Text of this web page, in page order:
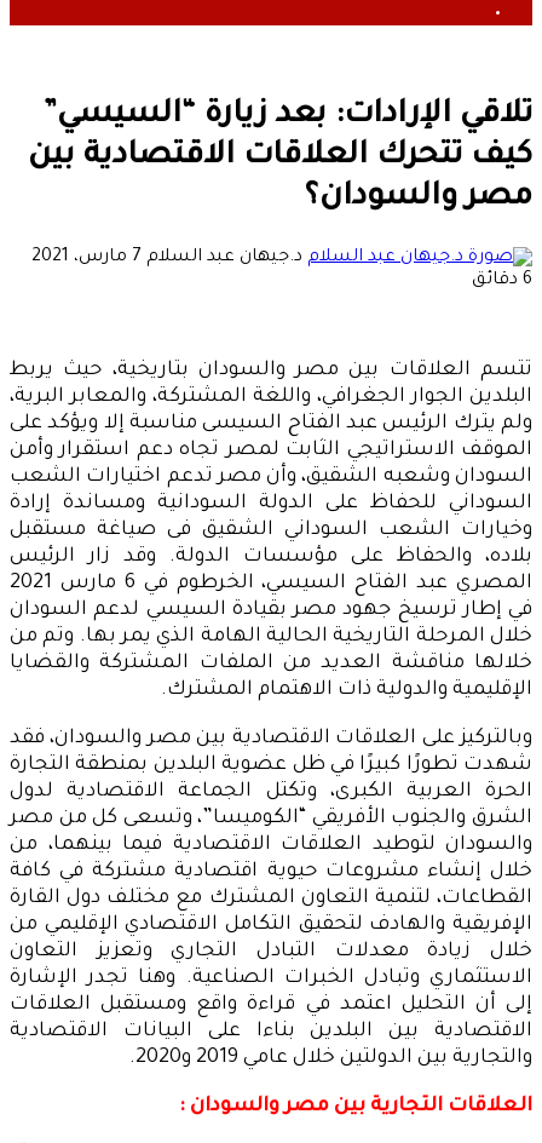
تلاقي الإرادات: بعد زيارة “السيسي”
كيف تتحرك العلاقات الاقتصادية بين
مصر والسودان؟
د.جيهان عبد السلام أرسل
7 مارس، 2021
6 دقائق
تتسم العلاقات بين مصر والسودان بتاريخية، حيث يربط
البلدين الجوار الجغرافي، واللغة المشتركة، والمعابر البرية،
ولم يترك الرئيس عبد الفتاح السيسى مناسبة إلا ويؤكد على
الموقف الاستراتيجي الثابت لمصر تجاه دعم استقرار وأمن
السودان وشعبه الشقيق، وأن مصر تدعم اختيارات الشعب
السوداني للحفاظ على الدولة السودانية ومساندة إرادة
وخيارات الشعب السوداني الشقيق فى صياغة مستقبل
بلاده، والحفاظ على مؤسسات الدولة. وقد زار الرئيس
المصري عبد الفتاح السيسي، الخرطوم في 6 مارس 2021
في إطار ترسيخ جهود مصر بقيادة السيسي لدعم السودان
خلال المرحلة التاريخية الحالية الهامة الذي يمر بها. وتم من
خلالها مناقشة العديد من الملفات المشتركة والقضايا
الإقليمية والدولية ذات الاهتمام المشترك.
وبالتركيز على العلاقات الاقتصادية بين مصر والسودان، فقد
شهدت تطورًا كبيرًا في ظل عضوية البلدين بمنطقة التجارة
الحرة العربية الكبرى، وتكتل الجماعة الاقتصادية لدول
الشرق والجنوب الأفريقي “الكوميسا”، وتسعى كل من مصر
والسودان لتوطيد العلاقات الاقتصادية فيما بينهما، من
خلال إنشاء مشروعات حيوية اقتصادية مشتركة في كافة
القطاعات، لتنمية التعاون المشترك مع مختلف دول القارة
الإفريقية والهادف لتحقيق التكامل الاقتصادي الإقليمي من
خلال زيادة معدلات التبادل التجاري وتعزيز التعاون
الاستثماري وتبادل الخبرات الصناعية. وهنا تجدر الإشارة
إلى أن التحليل اعتمد في قراءة واقع ومستقبل العلاقات
الاقتصادية بين البلدين بناءا على البيانات الاقتصادية
والتجارية بين الدولتين خلال عامي 2019 و2020.
العلاقات التجارية بين مصر والسودان :